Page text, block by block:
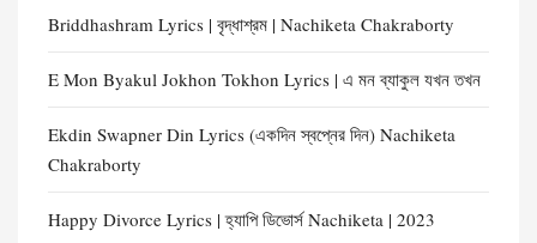
Briddhashram Lyrics | বৃদ্ধাশ্রম | Nachiketa Chakraborty
E Mon Byakul Jokhon Tokhon Lyrics | এ মন ব্যাকুল যখন তখন
Ekdin Swapner Din Lyrics (একদিন স্বপ্নের দিন) Nachiketa
Chakraborty
Happy Divorce Lyrics | হ্যাপি ডিভোর্স Nachiketa | 2023